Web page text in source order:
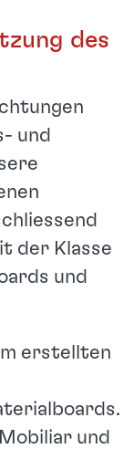
des
und
der Klasse
und
erstellten
und